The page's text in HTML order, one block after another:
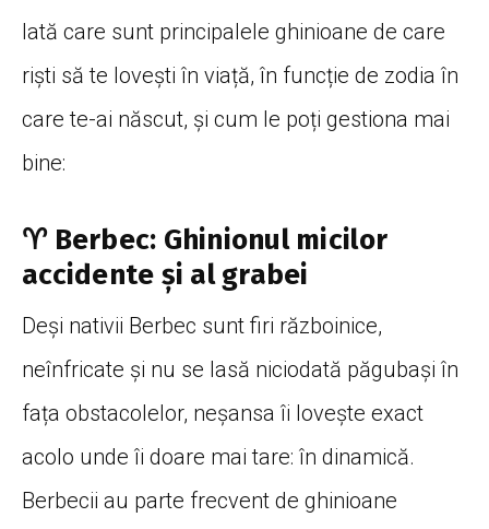
Iată care sunt principalele ghinioane de care
riști să te lovești în viață, în funcție de zodia în
care te-ai născut, și cum le poți gestiona mai
bine:
♈ Berbec: Ghinionul micilor
accidente și al grabei
Deși nativii Berbec sunt firi războinice,
neînfricate și nu se lasă niciodată păgubași în
fața obstacolelor, neșansa îi lovește exact
acolo unde îi doare mai tare: în dinamică.
Berbecii au parte frecvent de ghinioane